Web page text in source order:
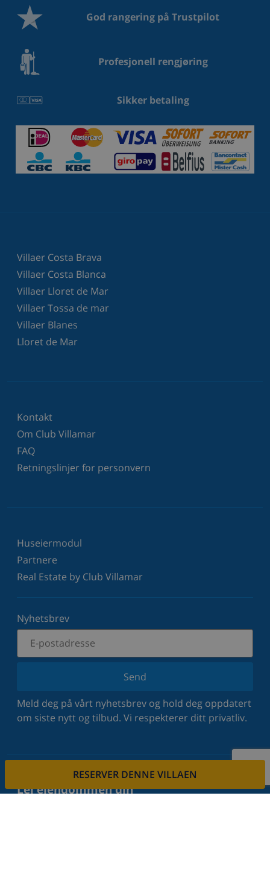
RESERVER DENNE VILLAEN
God rangering på Trustpilot
Profesjonell rengjøring
Sikker betaling
Villaer Costa Brava
Villaer Costa Blanca
Villaer Lloret de Mar
Villaer Tossa de mar
Villaer Blanes
Lloret de Mar
Kontakt
Om Club Villamar
FAQ
Retningslinjer for personvern
Huseiermodul
Partnere
Real Estate by Club Villamar
Nyhetsbrev
Send
Meld deg på vårt nyhetsbrev og hold deg oppdatert
om siste nytt og tilbud. Vi respekterer ditt privatliv.
Lei eiendommen din